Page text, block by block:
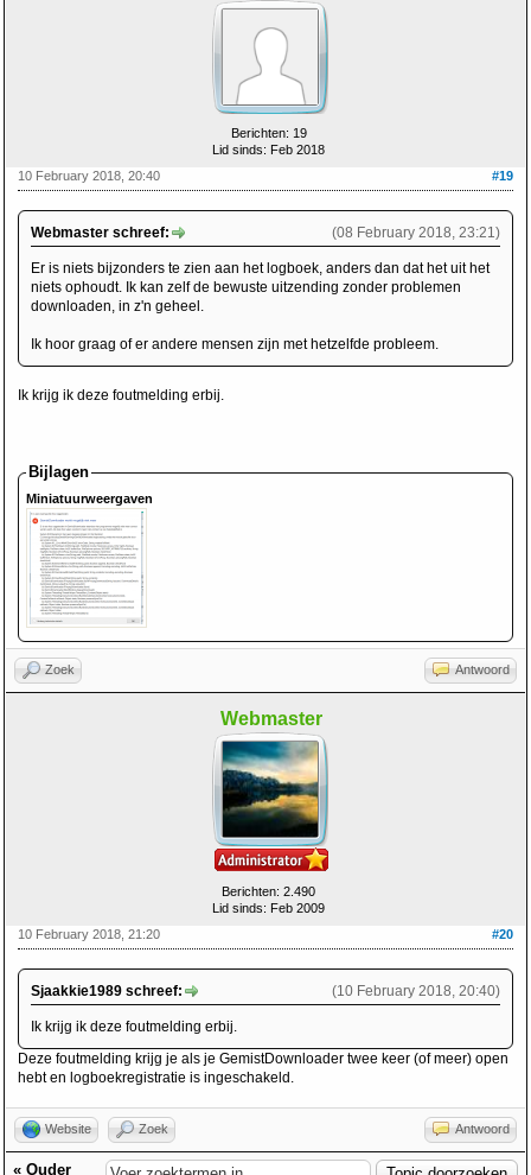
Berichten: 19
Lid sinds: Feb 2018
#19
10 February 2018, 20:40
(08 February 2018, 23:21)
Webmaster schreef:
Er is niets bijzonders te zien aan het logboek, anders dan dat het uit het
niets ophoudt. Ik kan zelf de bewuste uitzending zonder problemen
downloaden, in z'n geheel.
Ik hoor graag of er andere mensen zijn met hetzelfde probleem.
Ik krijg ik deze foutmelding erbij.
Bijlagen
Miniatuurweergaven
Zoek Antwoord
Webmaster
Berichten: 2.490
Lid sinds: Feb 2009
#20
10 February 2018, 21:20
(10 February 2018, 20:40)
Sjaakkie1989 schreef:
Ik krijg ik deze foutmelding erbij.
Deze foutmelding krijg je als je GemistDownloader twee keer (of meer) open
hebt en logboekregistratie is ingeschakeld.
Website Zoek Antwoord
« Ouder